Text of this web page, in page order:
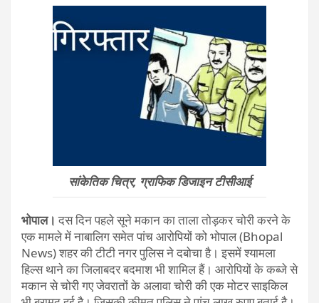
सांकेतिक चित्र, ग्राफिक डिजाइन टीसीआई
भोपाल। दस दिन पहले सूने मकान का ताला तोड़कर चोरी करने के
एक मामले में नाबालिग समेत पांच आरोपियों को भोपाल (Bhopal
News) शहर की टीटी नगर पुलिस ने दबोचा है। इसमें श्यामला
हिल्स थाने का जिलाबदर बदमाश भी शामिल हैं। आरोपियों के कब्जे से
मकान से चोरी गए जेवरातों के अलावा चोरी की एक मोटर साइकिल